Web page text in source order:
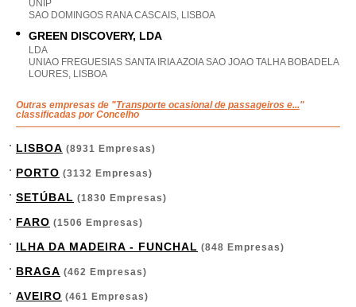
UNIP
SAO DOMINGOS RANA CASCAIS, LISBOA
GREEN DISCOVERY, LDA
LDA
UNIAO FREGUESIAS SANTA IRIA AZOIA SAO JOAO TALHA BOBADELA
LOURES, LISBOA
Outras empresas de "Transporte ocasional de passageiros e..."
classificadas por Concelho
LISBOA (8931 Empresas)
PORTO (3132 Empresas)
SETÚBAL (1830 Empresas)
FARO (1506 Empresas)
ILHA DA MADEIRA - FUNCHAL (848 Empresas)
BRAGA (462 Empresas)
AVEIRO (461 Empresas)